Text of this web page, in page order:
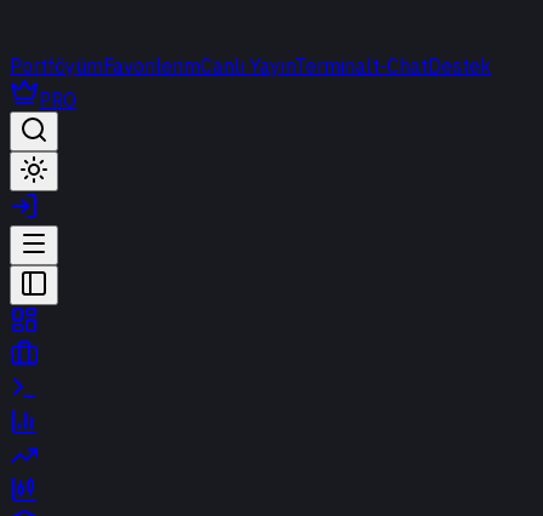
PortföyümFavorilerimCanlı YayınTerminalt-ChatDestek
PRO